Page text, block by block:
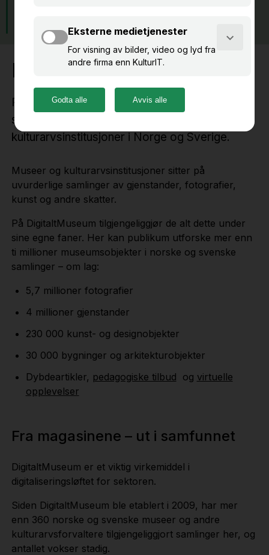
Kulturarven samlet på nett
På DigitaltMuseum tilgjengeliggjør museene
samlinger i fellesskap med et stort antall
kulturarvsinstitusjoner i Norge og Sverige.
Museer og kulturarvsinstitusjoner sitter på
uvurderlige samlinger av gjenstander, fotografier,
kunst og andre skatter.
På DigitaltMuseum tilgjengeliggjør de alt dette under
sine egne faner. Her kan publikum utforske mer enn
ti millioner museumsobjekter i norske og svenske
samlinger – om lag:
5,7 millioner fotografier
4 millioner gjenstander
230 000 kunst- og designobjekter
30 000 bygninger og arkitekturobjekter
Dybdeartikler, pedagogiske tilbud og virtuelle
opplevelser
Fra magasinene – ut i samfunnet
DigitaltMuseum er et viktig virkemiddel i
digitaliseringsløftet for sektoren.
Siden DigitaltMuseum ble etablert i 2009, har mer
enn 360 norske og svenske museer og andre
kulturarvsforvaltere tilgjengeliggjort samlinger her, og
antallet vokser stadig.